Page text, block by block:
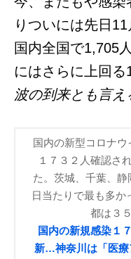
りついには先日
国内全国で1,705
にはさらに上回
波の到来とも言え
国内の新型コロナ
１７３２人確認さ
た。茨城、千葉、静
日当たりで最も多か
都は３
国内の新規感染１
新…神奈川は「医療